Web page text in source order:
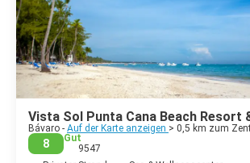
Vista Sol Punta Cana Beach Resort
Bávaro - Auf der Karte anzeigen > 0,5 km zum
8
Gut
9547